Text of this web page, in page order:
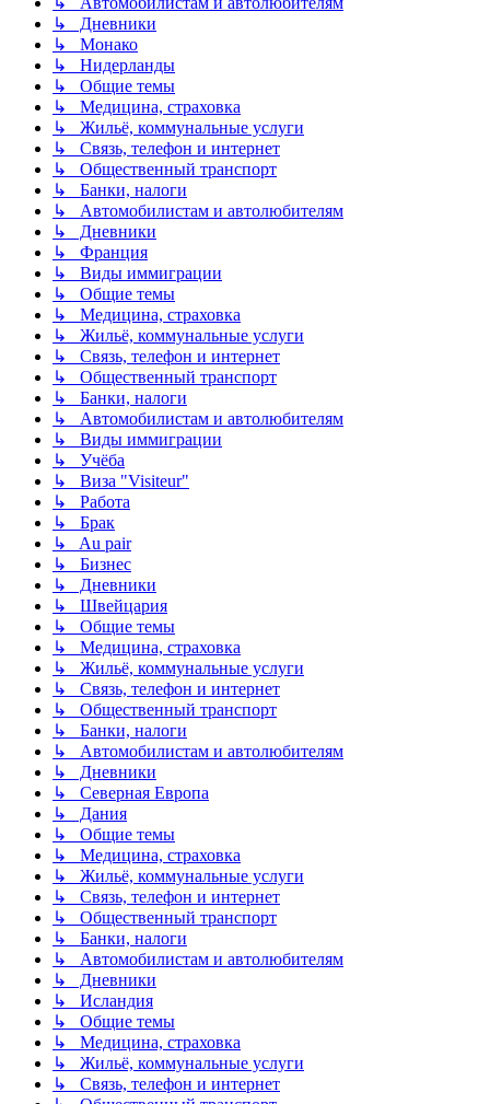
↳ Дневники
↳ Монако
↳ Нидерланды
↳ Общие темы
↳ Медицина, страховка
↳ Жильё, коммунальные услуги
↳ Связь, телефон и интернет
↳ Общественный транспорт
↳ Банки, налоги
↳ Автомобилистам и автолюбителям
↳ Дневники
↳ Франция
↳ Виды иммиграции
↳ Общие темы
↳ Медицина, страховка
↳ Жильё, коммунальные услуги
↳ Связь, телефон и интернет
↳ Общественный транспорт
↳ Банки, налоги
↳ Автомобилистам и автолюбителям
↳ Виды иммиграции
↳ Учёба
↳ Виза "Visiteur"
↳ Работа
↳ Брак
↳ Au pair
↳ Бизнес
↳ Дневники
↳ Швейцария
↳ Общие темы
↳ Медицина, страховка
↳ Жильё, коммунальные услуги
↳ Связь, телефон и интернет
↳ Общественный транспорт
↳ Банки, налоги
↳ Автомобилистам и автолюбителям
↳ Дневники
↳ Северная Европа
↳ Дания
↳ Общие темы
↳ Медицина, страховка
↳ Жильё, коммунальные услуги
↳ Связь, телефон и интернет
↳ Общественный транспорт
↳ Банки, налоги
↳ Автомобилистам и автолюбителям
↳ Дневники
↳ Исландия
↳ Общие темы
↳ Медицина, страховка
↳ Жильё, коммунальные услуги
↳ Связь, телефон и интернет